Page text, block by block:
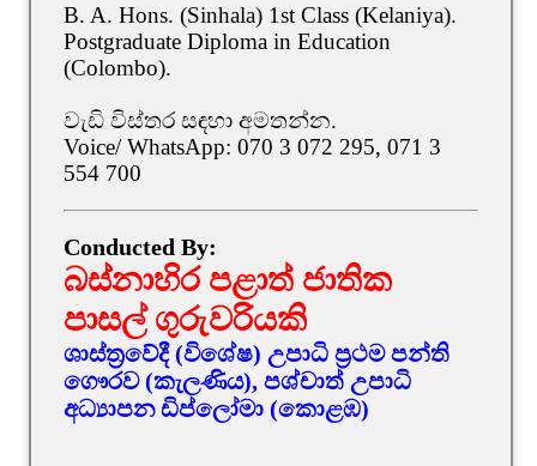
B. A. Hons. (Sinhala) 1st Class (Kelaniya).
Postgraduate Diploma in Education
(Colombo).
වැඩි විස්තර සඳහා අමතන්න.
Voice/ WhatsApp: 070 3 072 295, 071 3
554 700
Conducted By:
බස්නාහිර පළාත් ජාතික
පාසල් ගුරුවරියකි
ශාස්ත්‍රවේදී (විශේෂ) උපාධි ප්‍රථම පන්ති
ගෞරව (කැලණිය), පශ්චාත් උපාධි
අධ්‍යාපන ඩිප්ලෝමා (කොළඹ)